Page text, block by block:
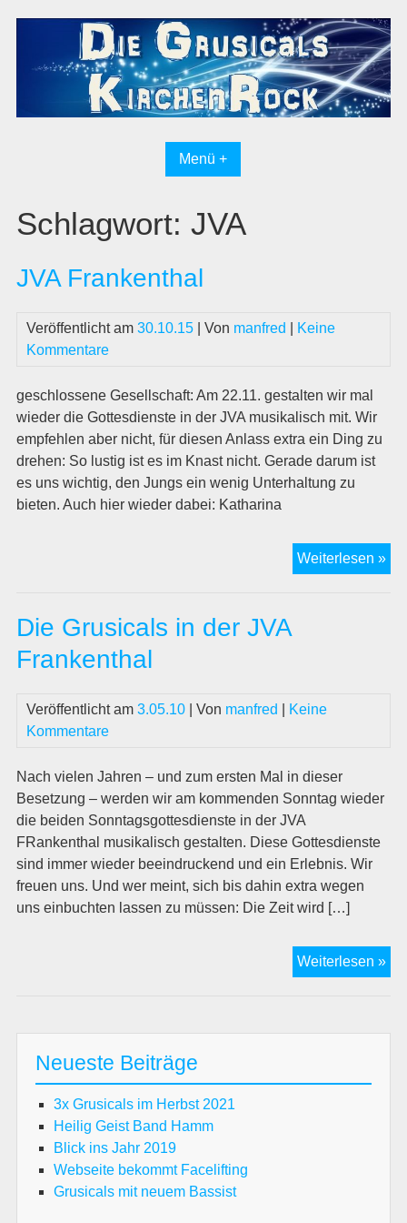
Menü +
Schlagwort: JVA
JVA Frankenthal
Veröffentlicht am 30.10.15| Von manfred
Keine
Kommentare
geschlossene Gesellschaft: Am 22.11. gestalten wir mal
wieder die Gottesdienste in der JVA musikalisch mit. Wir
empfehlen aber nicht, für diesen Anlass extra ein Ding zu
drehen: So lustig ist es im Knast nicht. Gerade darum ist
es uns wichtig, den Jungs ein wenig Unterhaltung zu
bieten. Auch hier wieder dabei: Katharina
Weiterlesen »
Die Grusicals in der JVA
Frankenthal
Veröffentlicht am 3.05.10| Von manfred
Keine
Kommentare
Nach vielen Jahren – und zum ersten Mal in dieser
Besetzung – werden wir am kommenden Sonntag wieder
die beiden Sonntagsgottesdienste in der JVA
FRankenthal musikalisch gestalten. Diese Gottesdienste
sind immer wieder beeindruckend und ein Erlebnis. Wir
freuen uns. Und wer meint, sich bis dahin extra wegen
uns einbuchten lassen zu müssen: Die Zeit wird […]
Weiterlesen »
Neueste Beiträge
3x Grusicals im Herbst 2021
Heilig Geist Band Hamm
Blick ins Jahr 2019
Webseite bekommt Facelifting
Grusicals mit neuem Bassist